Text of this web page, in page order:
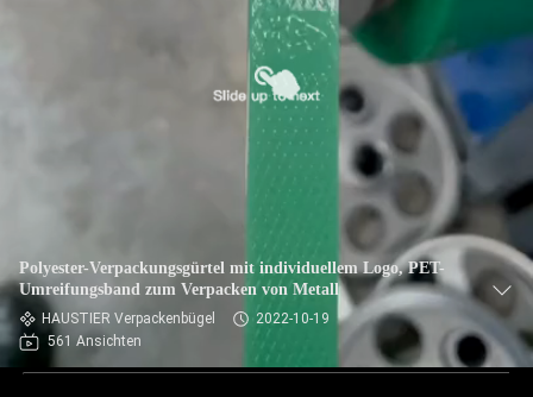
Polyester-Verpackungsgürtel mit individuellem Logo, PET-
Umreifungsband zum Verpacken von Metall
HAUSTIER Verpackenbügel
2022-10-19
561 Ansichten